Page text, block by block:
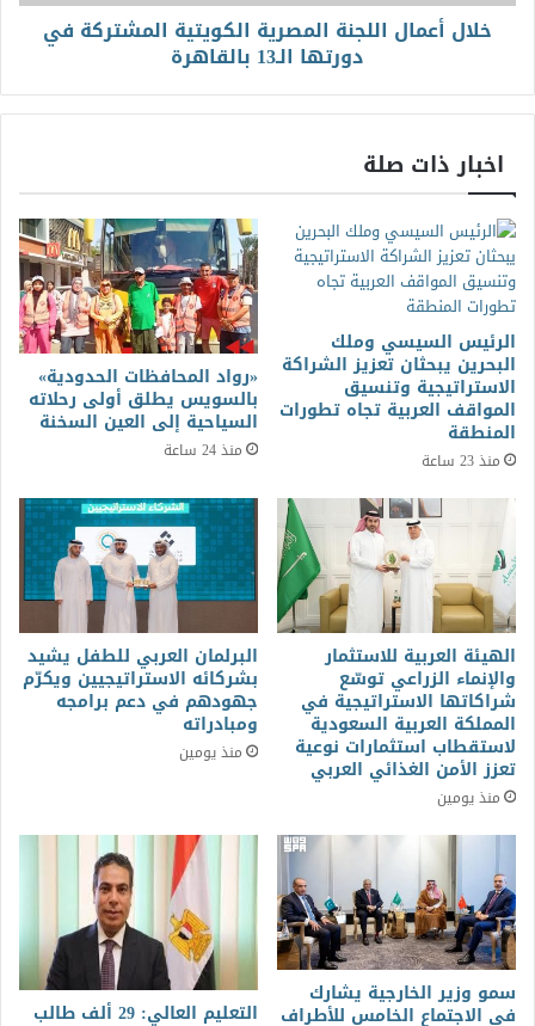
خلال أعمال اللجنة المصرية الكويتية المشتركة في
دورتها الـ13 بالقاهرة
اخبار ذات صلة
الرئيس السيسي وملك
البحرين يبحثان تعزيز الشراكة
الاستراتيجية وتنسيق
المواقف العربية تجاه تطورات
المنطقة
منذ 23 ساعة
«رواد المحافظات الحدودية»
بالسويس يطلق أولى رحلاته
السياحية إلى العين السخنة
منذ 24 ساعة
الهيئة العربية للاستثمار
والإنماء الزراعي توسّع
شراكاتها الاستراتيجية في
المملكة العربية السعودية
لاستقطاب استثمارات نوعية
تعزز الأمن الغذائي العربي
منذ يومين
البرلمان العربي للطفل يشيد
بشركائه الاستراتيجيين ويكرّم
جهودهم في دعم برامجه
ومبادراته
منذ يومين
سمو وزير الخارجية يشارك
في الاجتماع الخامس للأطراف التعليم العالي: 29 ألف طالب